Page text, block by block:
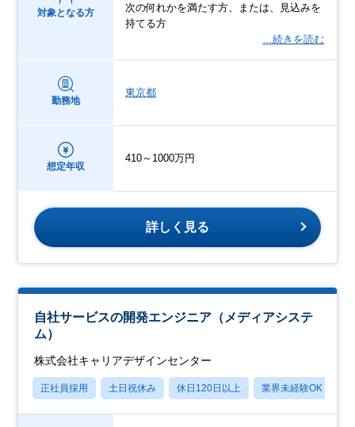
対象となる方
次の何れかを満たす方、または、見込みを
持てる方
…続きを読む
勤務地
東京都
想定年収
410～1000万円
詳しく見る
自社サービスの開発エンジニア（メディアシステ
ム）
株式会社キャリアデザインセンター
正社員採用 土日祝休み 休日120日以上 業界未経験OK